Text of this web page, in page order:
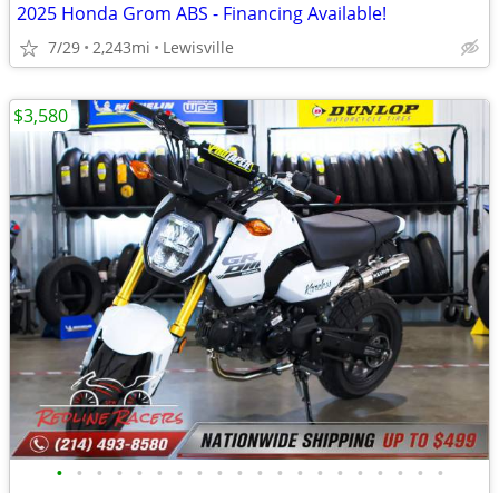
2025 Honda Grom ABS - Financing Available!
7/29 2,243mi Lewisville
• • • • • • • • • • • • • • • • • • • •
$3,580